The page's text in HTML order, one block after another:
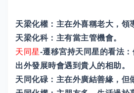
天梁化權：主在外喜稱老大，領
天梁化科：主有當主管機會。
天同星-遷移宮持天同星的看法：
出外發展時會遇到貴人的相助。
天同化碌：主在外廣結善緣，但